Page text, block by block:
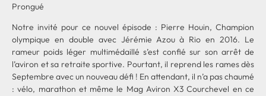
Prongué
Notre invité pour ce nouvel épisode : Pierre Houin, Champion
olympique en double avec Jérémie Azou à Rio en 2016. Le
rameur poids léger multimédaillé s’est confié sur son arrêt de
l’aviron et sa retraite sportive. Pourtant, il reprend les rames dès
Septembre avec un nouveau défi ! En attendant, il n’a pas chaumé
: vélo, marathon et même le Mag Aviron X3 Courchevel en ce